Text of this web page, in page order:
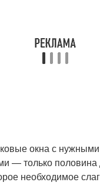
окна с нужными
— только
необходимое